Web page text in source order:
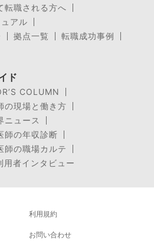
転職される方へ
アル
拠点一覧
転職成功事例
ド
COLUMN
の現場と働き方
ニュース
師の年収診断
師の職場カルテ
用者インタビュー
利用規約
お問い合わせ